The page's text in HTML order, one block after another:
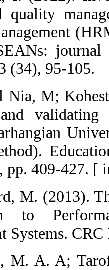
betven total
resources
The
23.  Ismail
Designing
model of
a mixed
24.  Jaccard,
Introduction
Management
25.  Khan,